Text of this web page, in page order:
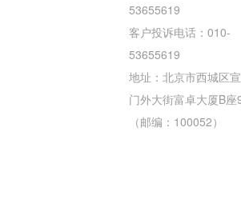
53655619
客户投诉电话：010-
53655619
地址：北京市西城区
门外大街富卓大厦B座
（邮编：100052）